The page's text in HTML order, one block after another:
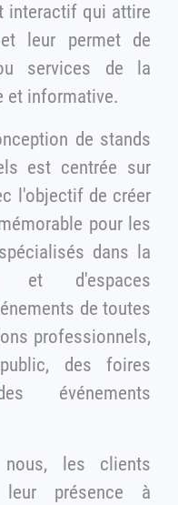
interactif qui attire
services de la
et informative.
est centrée sur
l'objectif de créer
dans la
et d'espaces
des foires
leur présence à